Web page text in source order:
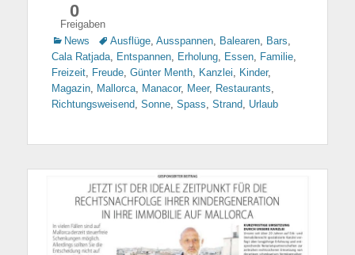
0
Freigaben
Kategorien
News TagsAusflüge, Ausspannen, Balearen, Bars,
Cala Ratjada, Entspannen, Erholung, Essen, Familie,
Freizeit, Freude, Günter Menth, Kanzlei, Kinder,
Magazin, Mallorca, Manacor, Meer, Restaurants,
Richtungsweisend, Sonne, Spass, Strand, Urlaub